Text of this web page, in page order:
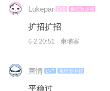
Lukepar LV9 柬埔寨少将
扩招扩招
6-2 20:51 · 柬埔寨
柬情 LV7 柬埔寨中校
平稳过